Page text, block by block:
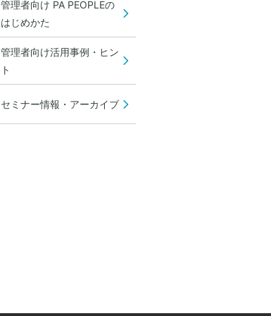
管理者向け PA PEOPLEの
はじめかた
管理者向け活用事例・ヒン
ト
セミナー情報・アーカイブ